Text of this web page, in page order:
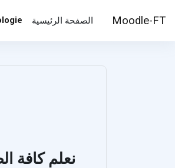
Moodle-FT الصفحة الرئيسية
نعلم كافة